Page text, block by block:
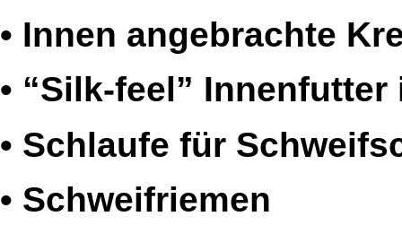
• Innen angebrachte
• “Silk-feel”
• Schlaufe für
• Schweifriemen